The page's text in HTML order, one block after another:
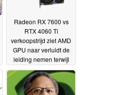
Radeon RX 7600 vs
RTX 4060 Ti
verkoopstrijd ziet AMD
GPU naar verluidt de
leiding nemen terwijl
retailers worstelen om
GeForce kaart te
verkopen30-05-2023